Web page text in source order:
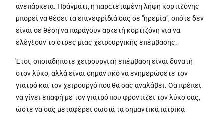
ανεπάρκεια. Πράγματι, η παρατεταμένη λήψη κορτιζόνης
μπορεί να θέσει τα επινεφρίδιά σας σε "ηρεμία", οπότε δεν
είναι σε θέση να παράγουν αρκετή κορτιζόνη για να
ελέγξουν το στρες μιας χειρουργικής επέμβασης.
Έτσι, οποιαδήποτε χειρουργική επέμβαση είναι δυνατή
στον λύκο, αλλά είναι σημαντικό να ενημερώσετε τον
γιατρό και τον χειρουργό που θα σας αναλάβει. Θα πρέπει
να γίνει επαφή με τον γιατρό που φροντίζει τον λύκο σας,
ώστε να σας μεταφέρει σωστά τα σημαντικά ιατρικά